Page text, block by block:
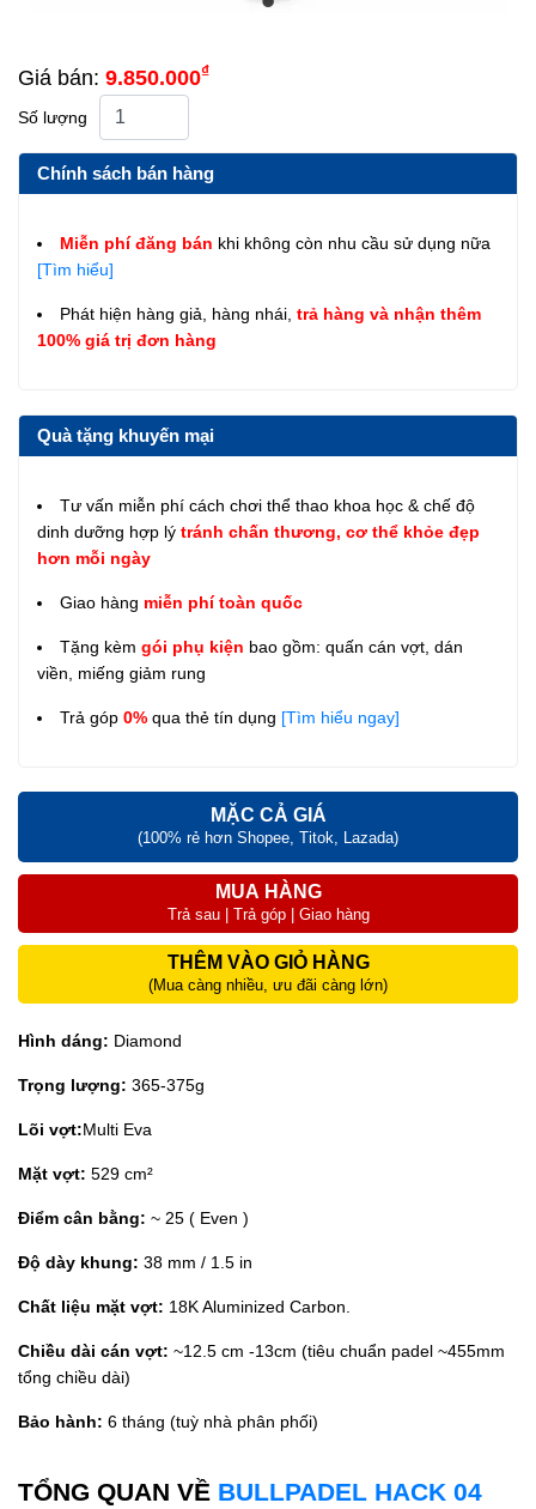
Giá bán: 9.850.000₫
Số lượng
Chính sách bán hàng
Miễn phí đăng bán khi không còn nhu cầu sử dụng nữa
[Tìm hiểu]
Phát hiện hàng giả, hàng nhái, trả hàng và nhận thêm
100% giá trị đơn hàng
Quà tặng khuyến mại
Tư vấn miễn phí cách chơi thể thao khoa học & chế độ
dinh dưỡng hợp lý tránh chấn thương, cơ thể khỏe đẹp
hơn mỗi ngày
Giao hàng miễn phí toàn quốc
Tặng kèm gói phụ kiện bao gồm: quấn cán vợt, dán
viền, miếng giảm rung
Trả góp 0% qua thẻ tín dụng [Tìm hiểu ngay]
MẶC CẢ GIÁ
(100% rẻ hơn Shopee, Titok, Lazada)
MUA HÀNG
Trả sau | Trả góp | Giao hàng
THÊM VÀO GIỎ HÀNG
(Mua càng nhiều, ưu đãi càng lớn)
Hình dáng: Diamond
Trọng lượng: 365-375g
Lõi vợt:Multi Eva
Mặt vợt: 529 cm²
Điểm cân bằng: ~ 25 ( Even )
Độ dày khung: 38 mm / 1.5 in
Chất liệu mặt vợt: 18K Aluminized Carbon.
Chiều dài cán vợt: ~12.5 cm -13cm (tiêu chuẩn padel ~455mm
tổng chiều dài)
Bảo hành: 6 tháng (tuỳ nhà phân phối)
TỔNG QUAN VỀ BULLPADEL HACK 04